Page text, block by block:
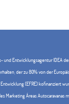
und Entwicklungsagentur IDEA
der zu 80% von der
(EFRE) kofinanziert
Marketing Áreas Autocaravanas